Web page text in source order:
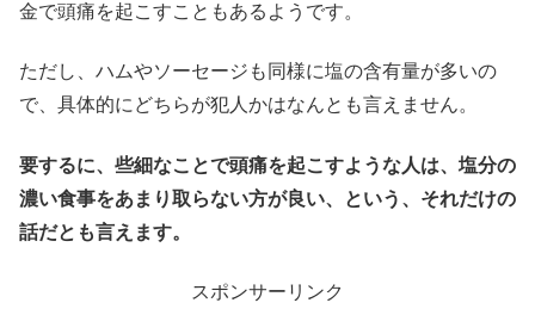
金で頭痛を起こすこともあるようです。
ただし、ハムやソーセージも同様に塩の含有量が多いの
で、具体的にどちらが犯人かはなんとも言えません。
要するに、些細なことで頭痛を起こすような人は、塩分の
濃い食事をあまり取らない方が良い、という、それだけの
話だとも言えます。
スポンサーリンク